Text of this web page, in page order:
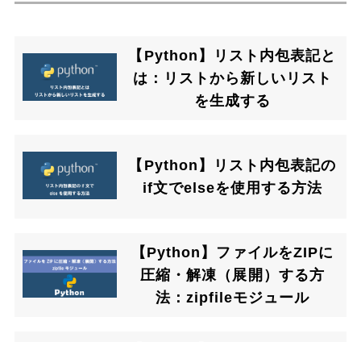
【Python】リスト内包表記と
は：リストから新しいリスト
を生成する
【Python】リスト内包表記の
if文でelseを使用する方法
【Python】ファイルをZIPに
圧縮・解凍（展開）する方
法：zipfileモジュール